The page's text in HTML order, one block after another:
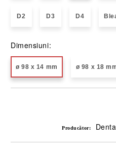
D2 D3 D4
Dimensiuni:
ø 98 x 14 mm ø 98 x 18
Producător: